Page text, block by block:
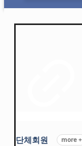
단체회원 more +